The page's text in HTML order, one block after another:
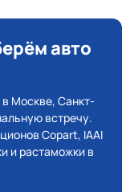
авто
в Москве, Санкт-
встречу.
Copart, IAAI
и растаможки в